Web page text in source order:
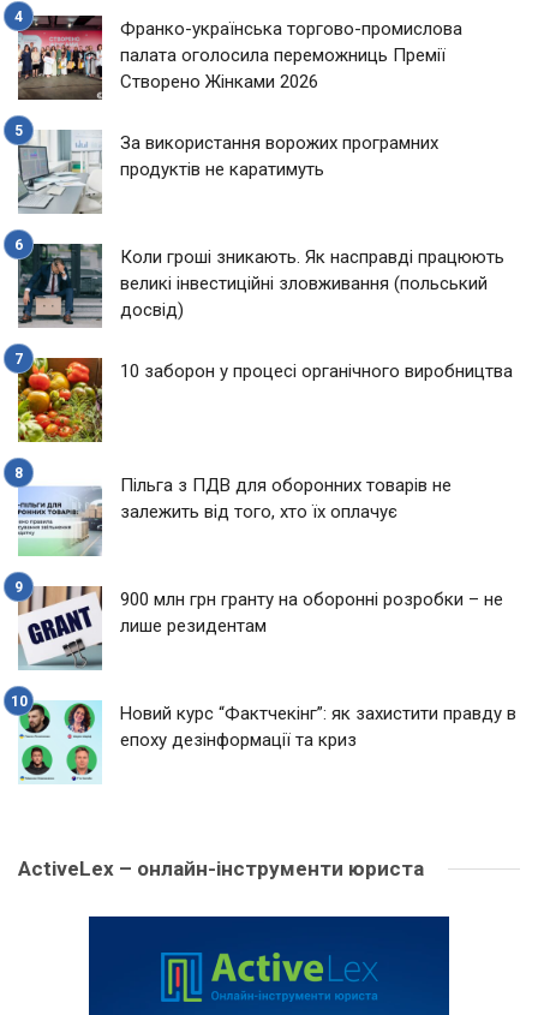
Франко-українська торгово-промислова
палата оголосила переможниць Премії
Створено Жінками 2026
За використання ворожих програмних
продуктів не каратимуть
Коли гроші зникають. Як насправді працюють
великі інвестиційні зловживання (польський
досвід)
10 заборон у процесі органічного виробництва
Пільга з ПДВ для оборонних товарів не
залежить від того, хто їх оплачує
900 млн грн гранту на оборонні розробки – не
лише резидентам
Новий курс “Фактчекінг”: як захистити правду в
епоху дезінформації та криз
ActiveLex – онлайн-інструменти юриста